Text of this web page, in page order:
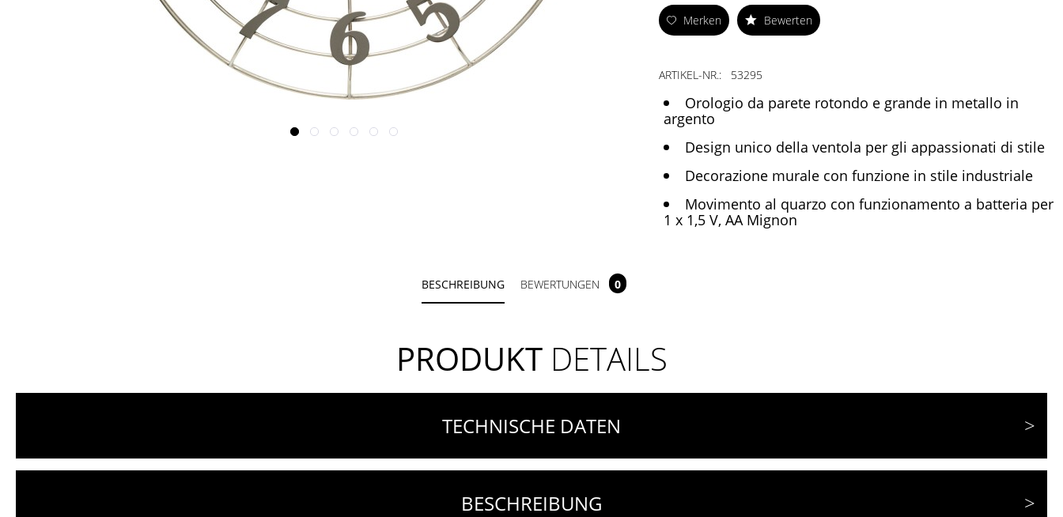
Merken Bewerten
ARTIKEL-NR.: 53295
Orologio da parete rotondo e grande in metallo in
argento
Design unico della ventola per gli appassionati di stile
Decorazione murale con funzione in stile industriale
Movimento al quarzo con funzionamento a batteria per
1 x 1,5 V, AA Mignon
BESCHREIBUNG BEWERTUNGEN 0
PRODUKTDETAILS
TECHNISCHE DATEN
BESCHREIBUNG